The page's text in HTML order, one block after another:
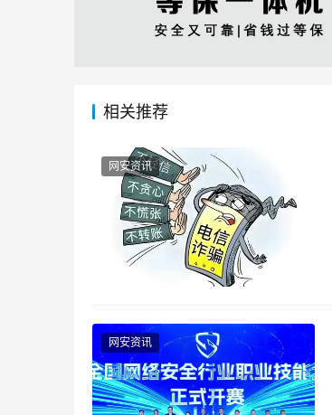
相关推荐
网安资讯
网安资讯